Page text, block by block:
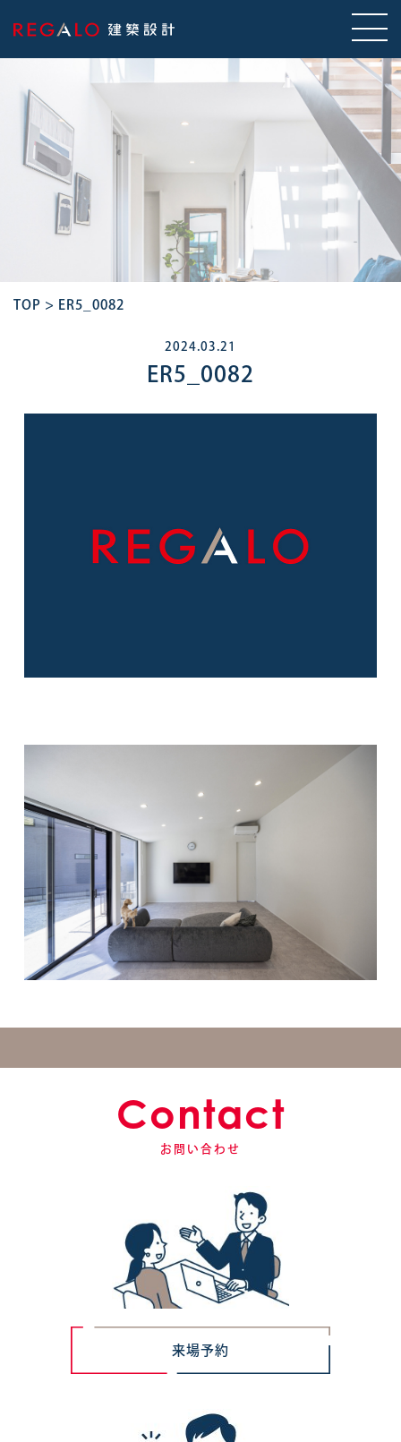
TOP > ER5_0082
2024.03.21
ER5_0082
Contact
お問い合わせ
来場予約